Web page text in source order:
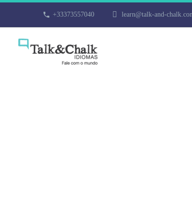
+33373557040 learn@talk-and-